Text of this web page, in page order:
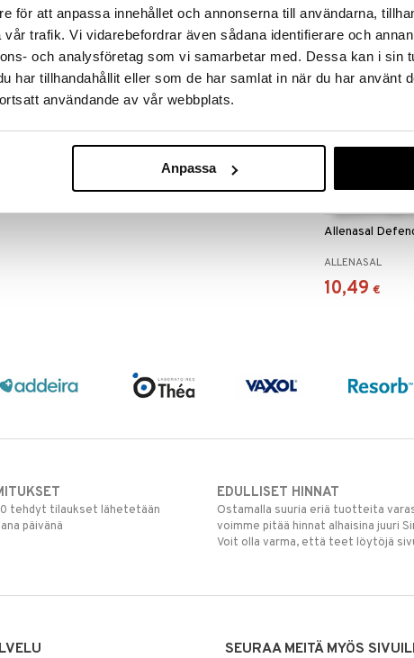
för att anpassa innehållet och annonserna till användarna,
trafik. Vi vidarebefordrar även sådana identifierare och
och analysföretag som vi samarbetar med. Dessa kan i sin
har tillhandahållit eller som de har samlat in när du har använt
användande av vår webbplats.
Anpassa
luonnollista toimintaa. Vaikuttavat
tai tarpeen mukaan (enintään 8 suihketta per
päivän ajan.
ja dipalmitostearaatti
ksantaanikumi, dinatrium-EDTA, mannitoli, butyloitu
4,89 €
Allenasal
ALLENASAL
10,49 €
tehdyt tilaukset lähetetään
päivänä
EDULLISET HINNAT
Ostamalla suuria eriä tuotteita
voimme pitää hinnat alhaisina juuri
Voit olla varma, että teet löytöjä
SEURAA MEITÄ MYÖS